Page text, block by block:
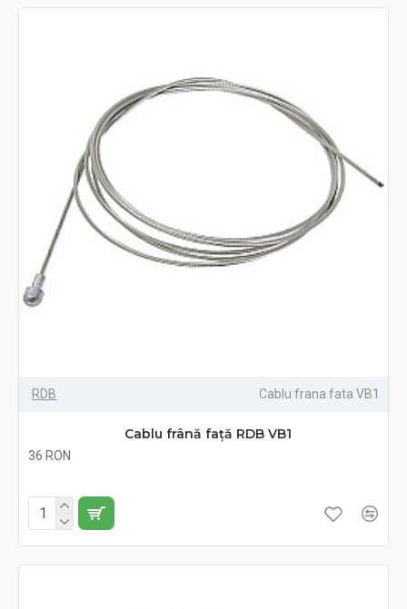
RDB Cablu frana fata VB1
Cablu frână față RDB VB1
36 RON